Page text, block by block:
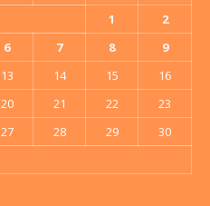
1
2
6 7 8
9
13 14 15
16
20 21 22
23
27 28 29
30